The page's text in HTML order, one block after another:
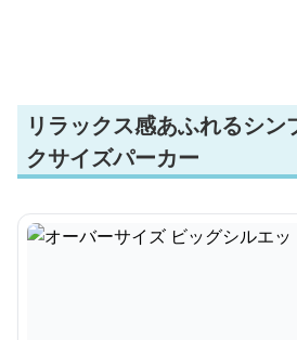
リラックス感あふれるシン
クサイズパーカー